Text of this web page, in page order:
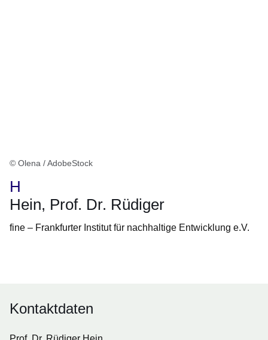
© Olena / AdobeStock
H
Hein, Prof. Dr. Rüdiger
fine – Frankfurter Institut für nachhaltige Entwicklung e.V.
Kontaktdaten